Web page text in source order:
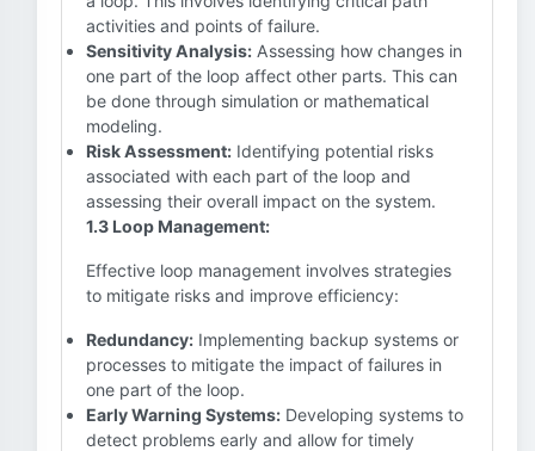
activities and points of failure.
Sensitivity Analysis: Assessing how changes in
one part of the loop affect other parts. This can
be done through simulation or mathematical
modeling.
Risk Assessment: Identifying potential risks
associated with each part of the loop and
assessing their overall impact on the system.
1.3 Loop Management:
Effective loop management involves strategies
to mitigate risks and improve efficiency:
Redundancy: Implementing backup systems or
processes to mitigate the impact of failures in
one part of the loop.
Early Warning Systems: Developing systems to
detect problems early and allow for timely